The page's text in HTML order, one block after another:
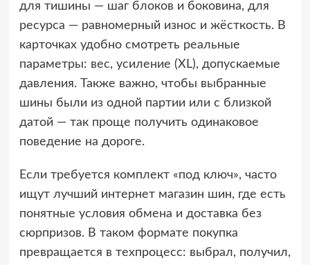
для тишины — шаг блоков и боковина, для
ресурса — равномерный износ и жёсткость. В
карточках удобно смотреть реальные
параметры: вес, усиление (XL), допускаемые
давления. Также важно, чтобы выбранные
шины были из одной партии или с близкой
датой — так проще получить одинаковое
поведение на дороге.
Если требуется комплект «под ключ», часто
ищут лучший интернет магазин шин, где есть
понятные условия обмена и доставка без
сюрпризов. В таком формате покупка
превращается в техпроцесс: выбрал, получил,